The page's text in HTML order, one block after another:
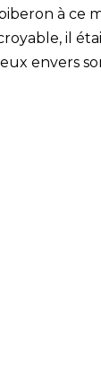
à ce
il
envers